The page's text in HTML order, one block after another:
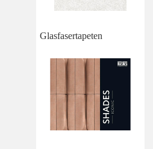
Glasfasertapeten